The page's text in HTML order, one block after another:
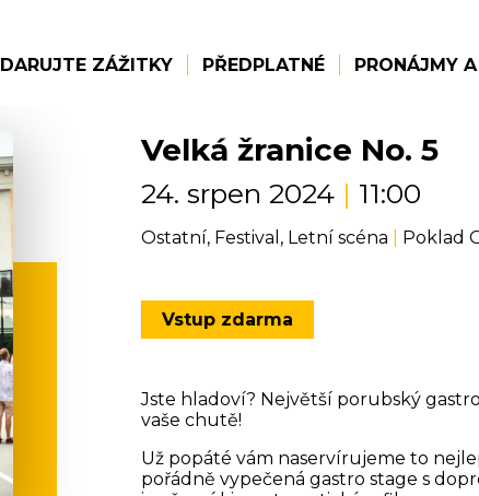
DARUJTE ZÁŽITKY PŘEDPLATNÉ PRONÁJMY
Velká žranice No. 5
24. srpen 2024 | 11:00
Ostatní, Festival, Letní scéna Poklad
Vstup zdarma
Jste hladoví? Největší porubský
vaše chutě!
Už popáté vám naservírujeme to
pořádně vypečená gastro stage s